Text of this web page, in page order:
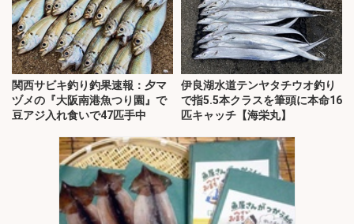
関西サビキ釣り釣果速報：夕マ
ヅメの『大阪南港魚つり園』で
豆アジ入れ食いで47匹手中
伊良湖水道テンヤタチウオ釣り
で指5.5本クラスを筆頭に本命16
匹キャッチ【海栄丸】